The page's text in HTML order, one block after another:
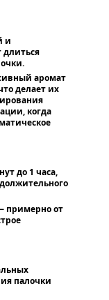
и
длиться
аромат
делает их
когда
до 1 часа,
примерно от
палочки